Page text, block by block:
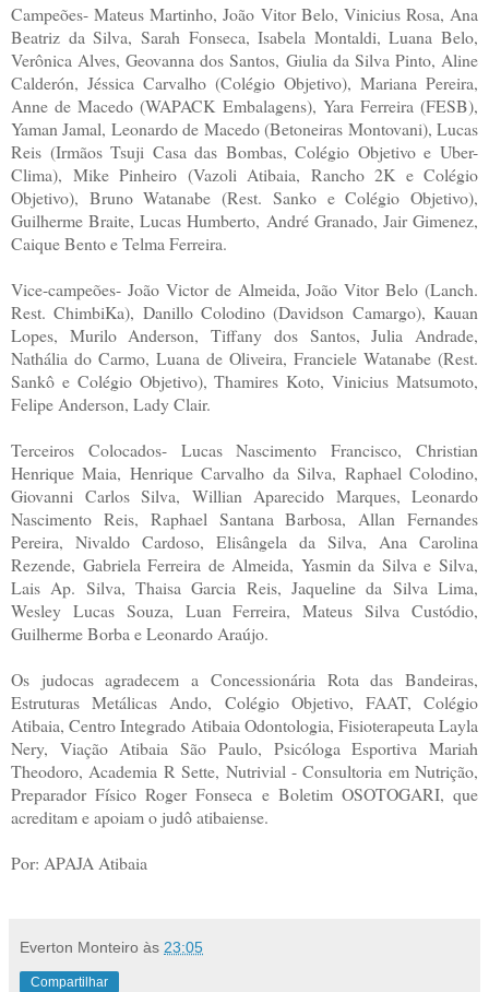
Campeões- Mateus Martinho, João Vitor Belo, Vinicius Rosa, Ana
Beatriz da Silva, Sarah Fonseca, Isabela Montaldi, Luana Belo,
Verônica Alves, Geovanna dos Santos, Giulia da Silva Pinto, Aline
Calderón, Jéssica Carvalho (Colégio Objetivo), Mariana Pereira,
Anne de Macedo (WAPACK Embalagens), Yara Ferreira (FESB),
Yaman Jamal, Leonardo de Macedo (Betoneiras Montovani), Lucas
Reis (Irmãos Tsuji Casa das Bombas, Colégio Objetivo e Uber-
Clima), Mike Pinheiro (Vazoli Atibaia, Rancho 2K e Colégio
Objetivo), Bruno Watanabe (Rest. Sanko e Colégio Objetivo),
Guilherme Braite, Lucas Humberto, André Granado, Jair Gimenez,
Caique Bento e Telma Ferreira.
Vice-campeões- João Victor de Almeida, João Vitor Belo (Lanch.
Rest. ChimbiKa), Danillo Colodino (Davidson Camargo), Kauan
Lopes, Murilo Anderson, Tiffany dos Santos, Julia Andrade,
Nathália do Carmo, Luana de Oliveira, Franciele Watanabe (Rest.
Sankô e Colégio Objetivo), Thamires Koto, Vinicius Matsumoto,
Felipe Anderson, Lady Clair.
Terceiros Colocados- Lucas Nascimento Francisco, Christian
Henrique Maia, Henrique Carvalho da Silva, Raphael Colodino,
Giovanni Carlos Silva, Willian Aparecido Marques, Leonardo
Nascimento Reis, Raphael Santana Barbosa, Allan Fernandes
Pereira, Nivaldo Cardoso, Elisângela da Silva, Ana Carolina
Rezende, Gabriela Ferreira de Almeida, Yasmin da Silva e Silva,
Lais Ap. Silva, Thaisa Garcia Reis, Jaqueline da Silva Lima,
Wesley Lucas Souza, Luan Ferreira, Mateus Silva Custódio,
Guilherme Borba e Leonardo Araújo.
Os judocas agradecem a Concessionária Rota das Bandeiras,
Estruturas Metálicas Ando, Colégio Objetivo, FAAT, Colégio
Atibaia, Centro Integrado Atibaia Odontologia, Fisioterapeuta Layla
Nery, Viação Atibaia São Paulo, Psicóloga Esportiva Mariah
Theodoro, Academia R Sette, Nutrivial - Consultoria em Nutrição,
Preparador Físico Roger Fonseca e Boletim OSOTOGARI, que
acreditam e apoiam o judô atibaiense.
Por: APAJA Atibaia
Everton Monteiro às 23:05
Compartilhar